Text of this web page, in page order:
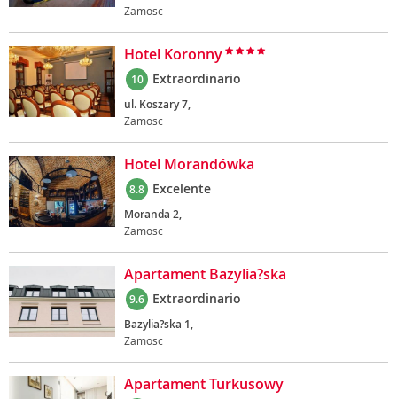
Zamosc
Hotel Koronny
10 Extraordinario
ul. Koszary 7,
Zamosc
Hotel Morandówka
8.8 Excelente
Moranda 2,
Zamosc
Apartament Bazylia?ska
9.6 Extraordinario
Bazylia?ska 1,
Zamosc
Apartament Turkusowy